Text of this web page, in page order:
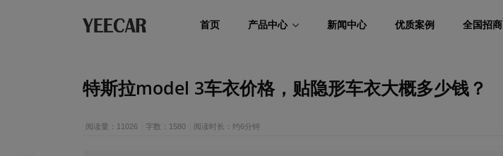
首页 产品中心 新闻中心 优质案例 全国招商
特斯拉model 3车衣价格，贴隐形车衣大概多少钱？
阅读量：11026 字数：1580 阅读时长：约6分钟